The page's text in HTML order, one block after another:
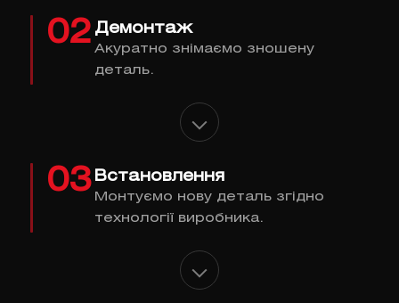
02 Демонтаж
Акуратно знімаємо зношену
деталь.
03 Встановлення
Монтуємо нову деталь згідно
технології виробника.